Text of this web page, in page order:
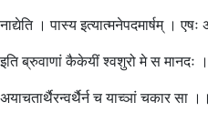
नाद्येति । पास्य इत्यात्मनेपदमार्षम् ।
इति ब्रुवाणां कैकेयीं श्वशुरो मे स मानदः ।
अयाचतार्थैरन्वर्थैर्न च याच्ञां चकार सा